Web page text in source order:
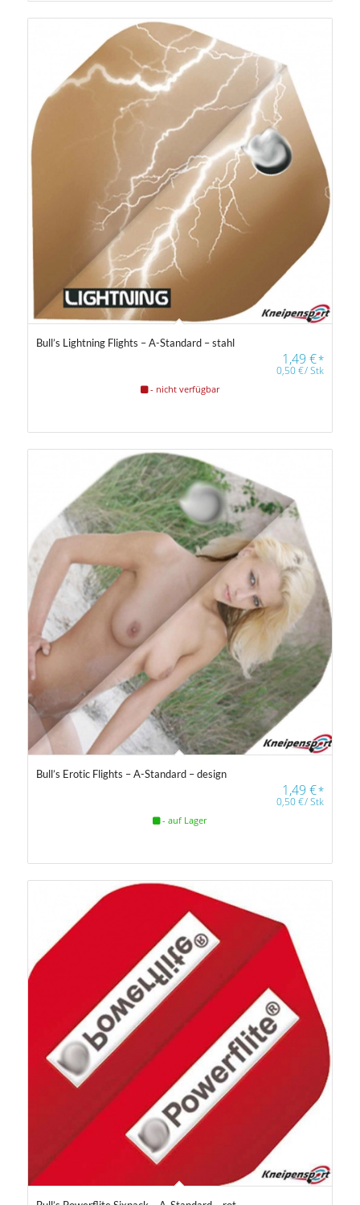
Bull’s Lightning Flights – A-Standard – stahl
1,49€*
0,50€/Stk
- nicht verfügbar
Bull’s Erotic Flights – A-Standard – design
1,49€*
0,50€/Stk
- auf Lager